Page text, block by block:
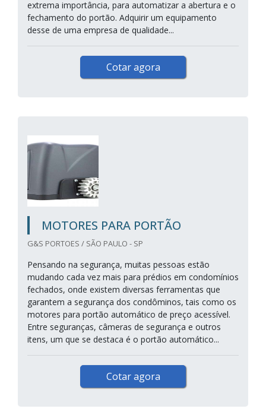
extrema importância, para automatizar a abertura e o
fechamento do portão. Adquirir um equipamento
desse de uma empresa de qualidade...
Cotar agora
MOTORES PARA PORTÃO
G&S PORTOES / SÃO PAULO - SP
Pensando na segurança, muitas pessoas estão
mudando cada vez mais para prédios em condomínios
fechados, onde existem diversas ferramentas que
garantem a segurança dos condôminos, tais como os
motores para portão automático de preço acessível.
Entre seguranças, câmeras de segurança e outros
itens, um que se destaca é o portão automático...
Cotar agora